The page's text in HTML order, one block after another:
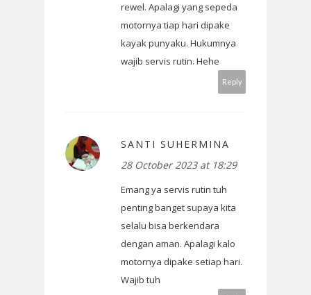
rewel. Apalagi yang sepeda
motornya tiap hari dipake
kayak punyaku. Hukumnya
wajib servis rutin. Hehe
Reply
SANTI SUHERMINA
28 October 2023 at 18:29
Emang ya servis rutin tuh
penting banget supaya kita
selalu bisa berkendara
dengan aman. Apalagi kalo
motornya dipake setiap hari.
Wajib tuh